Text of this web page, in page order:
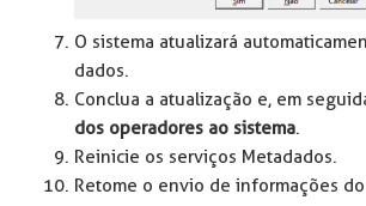
O sistema atualizará
dados.
Conclua a atualização e, em
dos operadores ao sistema.
Reinicie os serviços Metadados.
Retome o envio de informações do